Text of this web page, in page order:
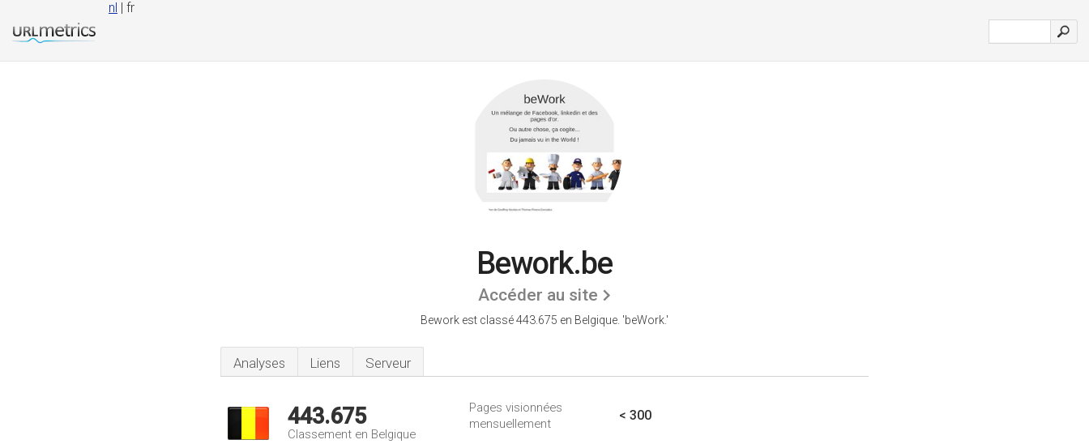
nl | fr
Bework.be
Accéder au site
Bework est classé 443.675 en Belgique. 'beWork.'
Analyses Liens Serveur
443.675
Classement en Belgique
Pages visionnées
mensuellement
< 300